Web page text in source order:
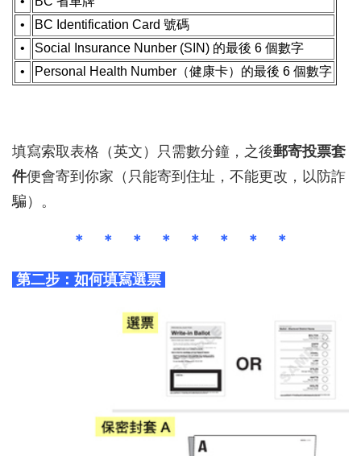
•
BC Identification Card 號碼
•
Social Insurance Nunber (SIN) 的最後 6 個數字
•
Personal Health Number（健康卡）的最後 6 個數字
填寫索取表格（英文）只需數分鐘，之後郵寄投票套
件便會寄到你家（只能寄到住址，不能更改，以防詐
騙）。
＊ ＊ ＊ ＊ ＊ ＊ ＊ ＊
第二步：如何填寫選票